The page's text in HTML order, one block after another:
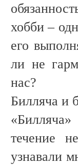
хобби –
его
ли не
нас?
Билляча и
течение
узнавали